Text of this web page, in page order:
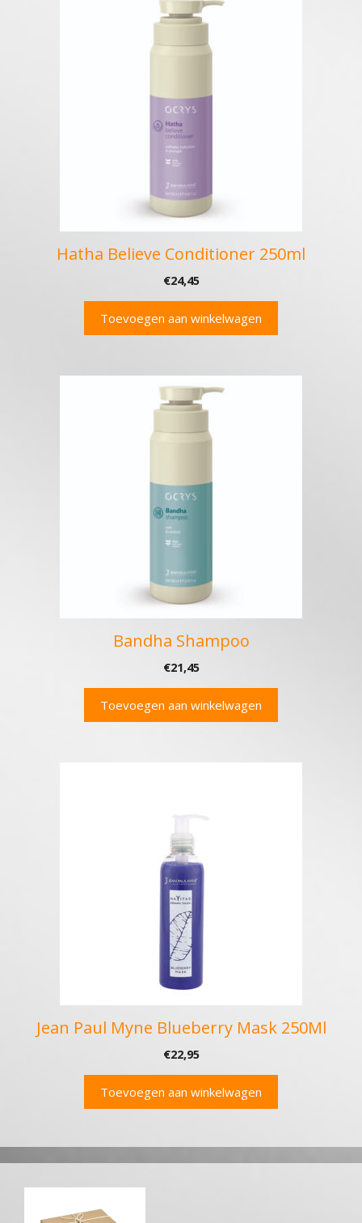
Hatha Believe Conditioner 250ml
€24,45
Toevoegen aan winkelwagen
Bandha Shampoo
€21,45
Toevoegen aan winkelwagen
Jean Paul Myne Blueberry Mask 250Ml
€22,95
Toevoegen aan winkelwagen